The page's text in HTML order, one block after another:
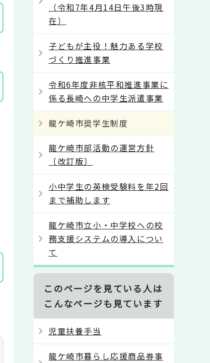
（令和7年4月14日午後3時現
在）
子どもが主役！魅力ある学校
づくり推進事業
令和6年度非核平和推進事業に
係る長崎への中学生派遣事業
龍ケ崎市奨学生制度
龍ケ崎市部活動の運営方針
〔改訂版〕
小中学生の英検受験料を年2回
まで補助します
龍ケ崎市立小・中学校への校
務支援システムの導入につい
て
このページを見ている人は
こんなページも見ています
児童扶養手当
龍ケ崎市暮らし応援商品券事